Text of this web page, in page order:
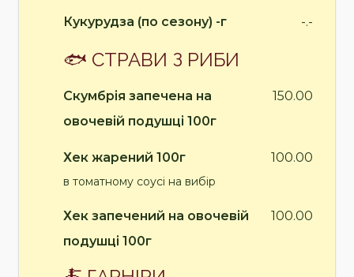
Кукурудза (по сезону) -г -.-
🐟 СТРАВИ З РИБИ
Скумбрія запечена на
овочевій подушці 100г
150.00
Хек жарений 100г 100.00
в томатному соусі на вибір
Хек запечений на овочевій
подушці 100г
100.00